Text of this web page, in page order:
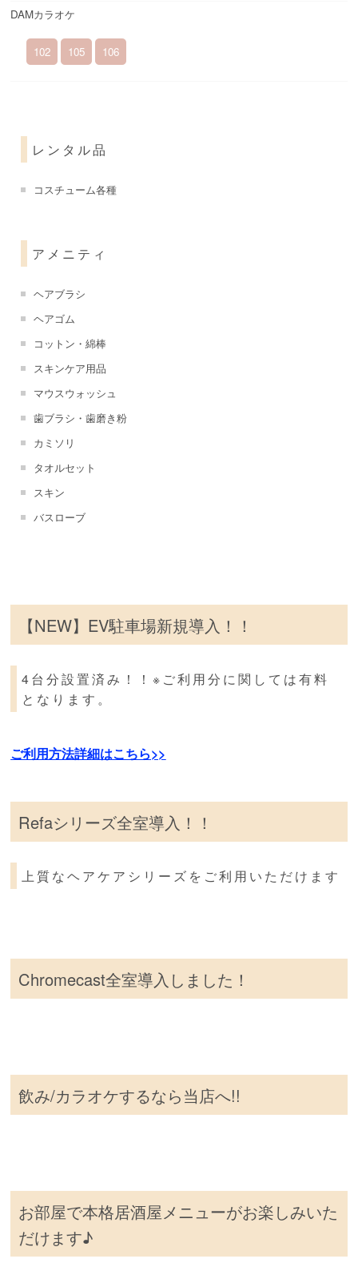
DAMカラオケ
102 105 106
レンタル品
コスチューム各種
アメニティ
ヘアブラシ
ヘアゴム
コットン・綿棒
スキンケア用品
マウスウォッシュ
歯ブラシ・歯磨き粉
カミソリ
タオルセット
スキン
バスローブ
【NEW】EV駐車場新規導入！！
4台分設置済み！！※ご利用分に関しては有料
となります。
ご利用方法詳細はこちら>>
Refaシリーズ全室導入！！
上質なヘアケアシリーズをご利用いただけます
Chromecast全室導入しました！
飲み/カラオケするなら当店へ!!
お部屋で本格居酒屋メニューがお楽しみいた
だけます♪